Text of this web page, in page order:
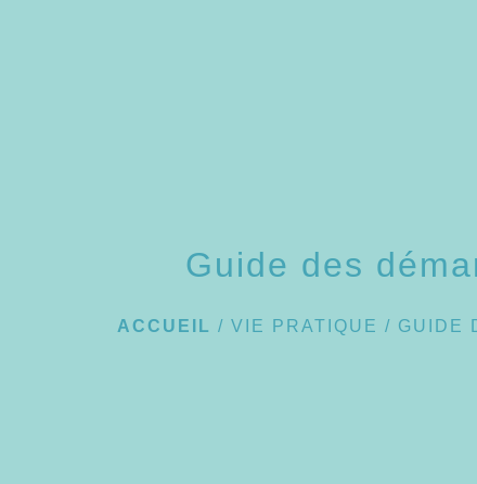
Guide des
ACCUEIL /VIE PRATIQUE / GUIDE